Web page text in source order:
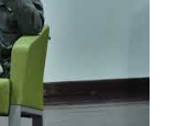
y emblemática
que sea
armado. El
sobre lo...